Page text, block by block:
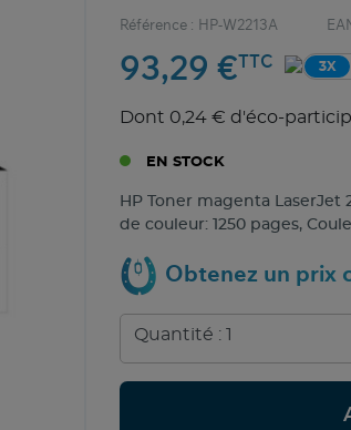
Référence : HP-W2213A
93,29 €TTC 3X
Dont 0,24 € d'éco-
EN STOCK
HP Toner magenta
de couleur: 1250 pages,
Obtenez un prix